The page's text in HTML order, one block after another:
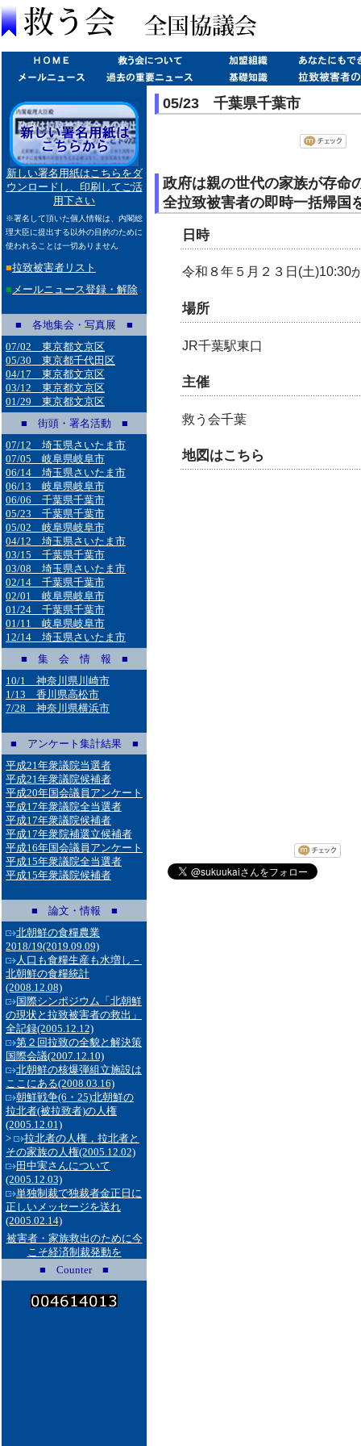
新しい署名用紙はこちらをダ
ウンロードし、印刷してご活
用下さい
※署名して頂いた個人情報は、内閣総
理大臣に提出する以外の目的のために
使われることは一切ありません
■拉致被害者リスト
■ メールニュース登録・解除
■ 各地集会・写真展 ■
07/02 東京都文京区
05/30 東京都千代田区
04/17 東京都文京区
03/12 東京都文京区
01/29 東京都文京区
■ 街頭・署名活動 ■
07/12 埼玉県さいたま市
07/05 岐阜県岐阜市
06/14 埼玉県さいたま市
06/13 岐阜県岐阜市
06/06 千葉県千葉市
05/23 千葉県千葉市
05/02 岐阜県岐阜市
04/12 埼玉県さいたま市
03/15 千葉県千葉市
03/08 埼玉県さいたま市
02/14 千葉県千葉市
02/01 岐阜県岐阜市
01/24 千葉県千葉市
01/11 岐阜県岐阜市
12/14 埼玉県さいたま市
■ 集 会 情 報 ■
10/1 神奈川県川崎市
1/13 香川県高松市
7/28 神奈川県横浜市
■ アンケート集計結果 ■
平成21年衆議院当選者
平成21年衆議院候補者
平成20年国会議員アンケート
平成17年衆議院全当選者
平成17年衆議院候補者
平成17年衆院補選立候補者
平成16年国会議員アンケート
平成15年衆議院全当選者
平成15年衆議院候補者
■ 論文・情報 ■
北朝鮮の食糧農業
2018/19(2019.09.09)
人口も食糧生産も水増し－
北朝鮮の食糧統計
(2008.12.08)
国際シンポジウム「北朝鮮
の現状と拉致被害者の救出」
全記録(2005.12.12)
第２回拉致の全貌と解決策
国際会議(2007.12.10)
北朝鮮の核爆弾組立施設は
ここにある(2008.03.16)
朝鮮戦争(6・25)北朝鮮の
拉北者(被拉致者)の人権
(2005.12.01)
>
拉北者の人権，拉北者と
その家族の人権(2005.12.02)
田中実さんについて
(2005.12.03)
単独制裁で独裁者金正日に
正しいメッセージを送れ
(2005.02.14)
被害者・家族救出のために今
こそ経済制裁発動を
■ Counter ■
05/23 千葉県千葉市
政府は親の世代の家族が存命
全拉致被害者の即時一括帰
日時
令和８年５月２３日(土)10:30
場所
JR千葉駅東口
主催
救う会千葉
地図はこちら